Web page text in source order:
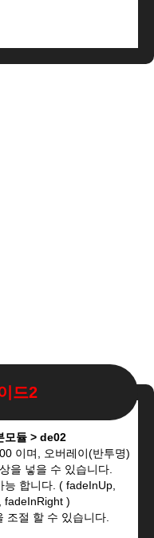
드2
모듈 > de02
이며, 오버레이(반투명)
을 넣을 수 있습니다.
능 합니다. ( fadeInUp,
fadeInRight )
조절 할 수 있습니다.